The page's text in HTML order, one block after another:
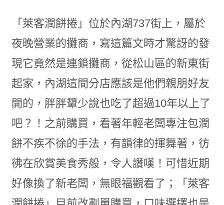
「萊客潤餅捲」位於內湖737街上，屬於
夜晚營業的攤商，寫這篇文時才驚訝的發
現它竟然是連鎖攤商，從松山區的新東街
起家，內湖這間分店應該是他們親朋好友
開的，胖胖顰少說也吃了超過10年以上了
吧？！之前購買，看著年輕老闆專注包潤
餅不疾不徐的手法，有韻律的揮舞著，彷
彿在欣賞美食秀般，令人讚嘆！可惜近期
好像換了新老闆，無眼福觀看了；「萊客